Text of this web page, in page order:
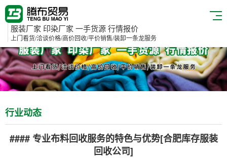
服装厂家 印染厂家 一手货源 行情报价
上门看货/洽谈价格/高价回收/平价销售/装卸一条龙服务
行业动态
#### 专业布料回收服务的特色与优势[合肥库存服装
回收公司]